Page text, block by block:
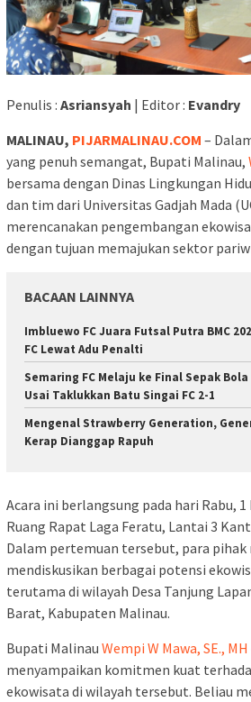
Penulis : Asriansyah | Editor : Evandry
MALINAU, PIJARMALINAU.COM –
yang penuh semangat, Bupati Malinau,
bersama dengan Dinas Lingkungan
dan tim dari Universitas Gadjah Mada
merencanakan pengembangan
dengan tujuan memajukan sektor
BACAAN LAINNYA
Imbluewo FC Juara Futsal Putra BMC
FC Lewat Adu Penalti
Semaring FC Melaju ke Final Sepak Bola
Usai Taklukkan Batu Singai FC 2-1
Mengenal Strawberry Generation,
Kerap Dianggap Rapuh
Acara ini berlangsung pada hari Rabu, 1
Ruang Rapat Laga Feratu, Lantai 3
Dalam pertemuan tersebut, para pihak
mendiskusikan berbagai potensi
terutama di wilayah Desa Tanjung
Barat, Kabupaten Malinau.
Bupati Malinau Wempi W Mawa, SE., MH
menyampaikan komitmen kuat
ekowisata di wilayah tersebut. Beliau